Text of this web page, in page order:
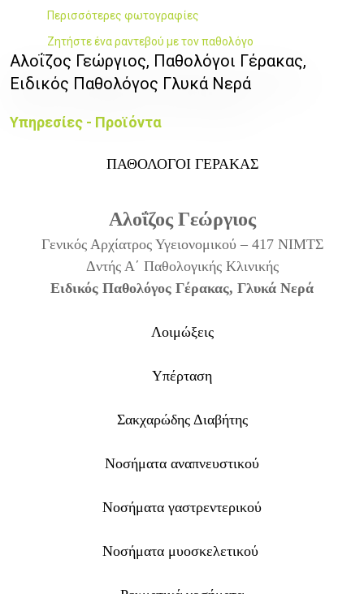
Περισσότερες φωτογραφίες
Ζητήστε ένα ραντεβού με τον παθολόγο
Αλοΐζος Γεώργιος, Παθολόγοι Γέρακας,
Ειδικός Παθολόγος Γλυκά Νερά
Υπηρεσίες - Προϊόντα
ΠΑΘΟΛΟΓΟΙ ΓΕΡΑΚΑΣ
Αλοΐζος Γεώργιος
Γενικός Αρχίατρος Υγειονομικού – 417 ΝΙΜΤΣ
Δντής Α΄ Παθολογικής Κλινικής
Ειδικός Παθολόγος Γέρακας, Γλυκά Νερά
Λοιμώξεις
Υπέρταση
Σακχαρώδης Διαβήτης
Νοσήματα αναπνευστικού
Νοσήματα γαστρεντερικού
Νοσήματα μυοσκελετικού